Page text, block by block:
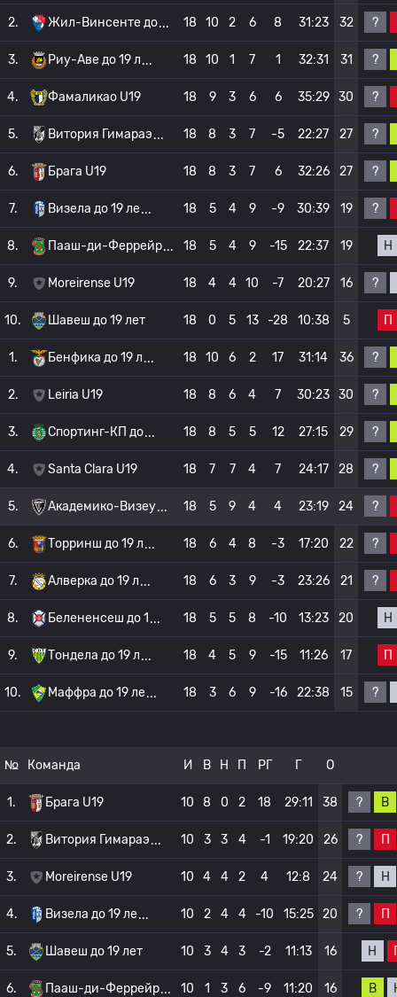
2. Жил-Винсенте до 18 10 2 6 8 31:23 32 ?
3. Риу-Аве до 19 л 18 10 1 7 1 32:31 31 ?
4. Фамаликао U19 18 9 3 6 6 35:29 30 ?
5. Витория Гимараэ 18 8 3 7 -5 22:27 27 ?
6. Брага U19 18 8 3 7 6 32:26 27 ?
7. Визела до 19 ле 18 5 4 9 -9 30:39 19 ?
8. Пааш-ди-Феррейр 18 5 4 9 -15 22:37 19 Н
9. Moreirense U19 18 4 4 10 -7 20:27 16 ?
10. Шавеш до 19 лет 18 0 5 13 -28 10:38 5 П
1. Бенфика до 19 л 18 10 6 2 17 31:14 36 ?
2. Leiria U19 18 8 6 4 7 30:23 30 ?
3. Спортинг-КП до 18 8 5 5 12 27:15 29 ?
4. Santa Clara U19 18 7 7 4 7 24:17 28 ?
5. Академико-Визеу 18 5 9 4 4 23:19 24 ?
6. Торринш до 19 л 18 6 4 8 -3 17:20 22 ?
7. Алверка до 19 л 18 6 3 9 -3 23:26 21 ?
8. Белененсеш до 1 18 5 5 8 -10 13:23 20 Н
9. Тондела до 19 л 18 4 5 9 -15 11:26 17 П
10. Маффра до 19 ле 18 3 6 9 -16 22:38 15 ?
№ Команда И В Н П РГ Г О
1. Брага U19 10 8 0 2 18 29:11 38 ? В
2. Витория Гимараэ 10 3 3 4 -1 19:20 26 ? П
3. Moreirense U19 10 4 4 2 4 12:8 24 ? Н
4. Визела до 19 ле 10 2 4 4 -10 15:25 20 ? П
5. Шавеш до 19 лет 10 3 4 3 -2 11:13 16 Н
6. Пааш-ди-Феррейр 10 1 3 6 -9 11:20 16 В